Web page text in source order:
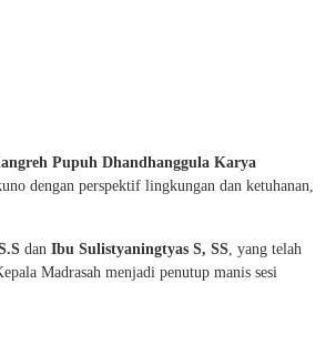
Pupuh Dhandhanggula Karya
dengan perspektif lingkungan dan ketuhanan,
dan Ibu Sulistyaningtyas S, SS , yang telah
Madrasah menjadi penutup manis sesi